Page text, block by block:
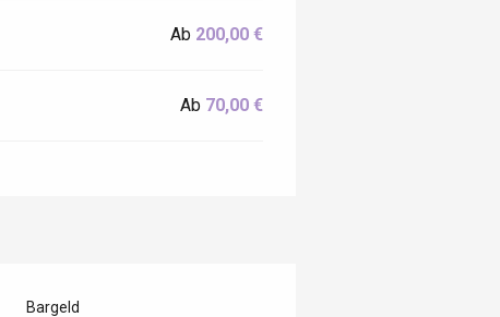
Ab 200,00 €
Ab 70,00 €
Bargeld